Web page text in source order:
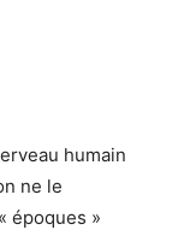
humain
ne le
époques »